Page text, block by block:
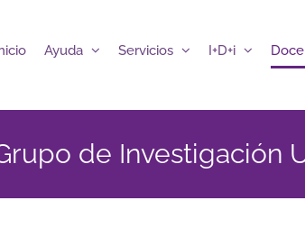
Ayuda Servicios I+D+i
de Investigación